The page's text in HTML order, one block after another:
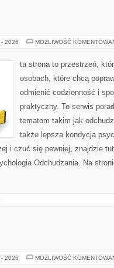
2026 MOŻLIWOŚĆ
ta strona to przestrzeń,
osobach, które chcą
odmienić codzienność i
praktyczny. To serwis
tematom takim jak
także lepsza kondycja
i czuć się pewniej, znajdzie
Odchudzania. Na
2026 MOŻLIWOŚĆ